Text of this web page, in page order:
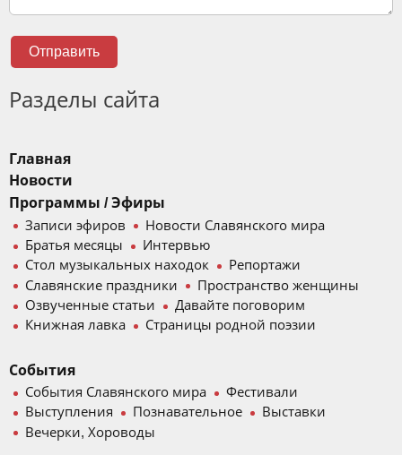
Отправить
Разделы сайта
Главная
Новости
Программы / Эфиры
Записи эфиров
Новости Славянского мира
Братья месяцы
Интервью
Стол музыкальных находок
Репортажи
Славянские праздники
Пространство женщины
Озвученные статьи
Давайте поговорим
Книжная лавка
Страницы родной поэзии
События
События Славянского мира
Фестивали
Выступления
Познавательное
Выставки
Вечерки, Хороводы